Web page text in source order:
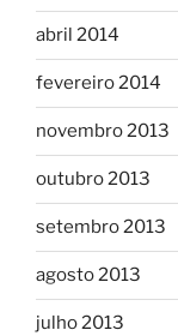
abril 2014
fevereiro 2014
novembro 2013
outubro 2013
setembro 2013
agosto 2013
julho 2013